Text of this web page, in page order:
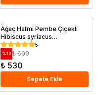
Saksıda
Ağaç Hatmi Pembe Çiçekli
Hibiscus syriacus
Woodbridge 60 80 cm
Saksıda
5
%12 ₺ 600
₺ 530
Sepete Ekle